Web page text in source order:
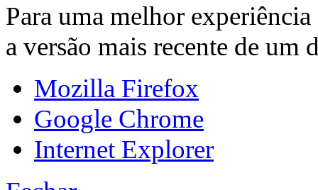
Para uma melhor
a versão mais recente de um
Mozilla Firefox
Google Chrome
Internet Explorer